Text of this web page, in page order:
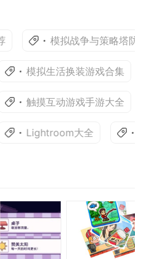
模拟战争与策略塔防
模拟生活换装游戏合集
触摸互动游戏手游大全
Lightroom大全